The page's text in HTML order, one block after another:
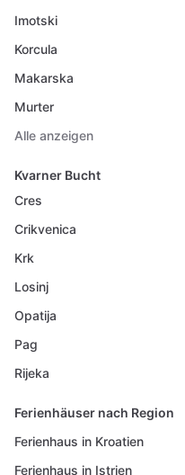
Imotski
Korcula
Makarska
Murter
Alle anzeigen
Kvarner Bucht
Cres
Crikvenica
Krk
Losinj
Opatija
Pag
Rijeka
Ferienhäuser nach Region
Ferienhaus in Kroatien
Ferienhaus in Istrien